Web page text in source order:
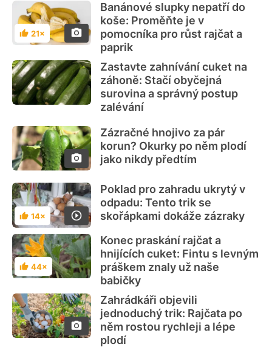
Hodnocení
21×
Banánové slupky nepatří do
koše: Proměňte je v
pomocníka pro růst rajčat a
paprik
Zastavte zahnívání cuket na
záhoně: Stačí obyčejná
surovina a správný postup
zalévání
Zázračné hnojivo za pár
korun? Okurky po něm plodí
jako nikdy předtím
Hodnocení
14×
Poklad pro zahradu ukrytý v
odpadu: Tento trik se
skořápkami dokáže zázraky
Hodnocení
44×
Konec praskání rajčat a
hnijících cuket: Fintu s levným
práškem znaly už naše
babičky
Zahrádkáři objevili
jednoduchý trik: Rajčata po
něm rostou rychleji a lépe
plodí